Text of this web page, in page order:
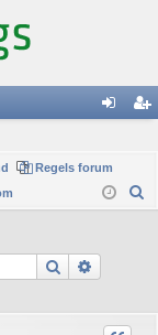
in
er
Regels forum
h
Search